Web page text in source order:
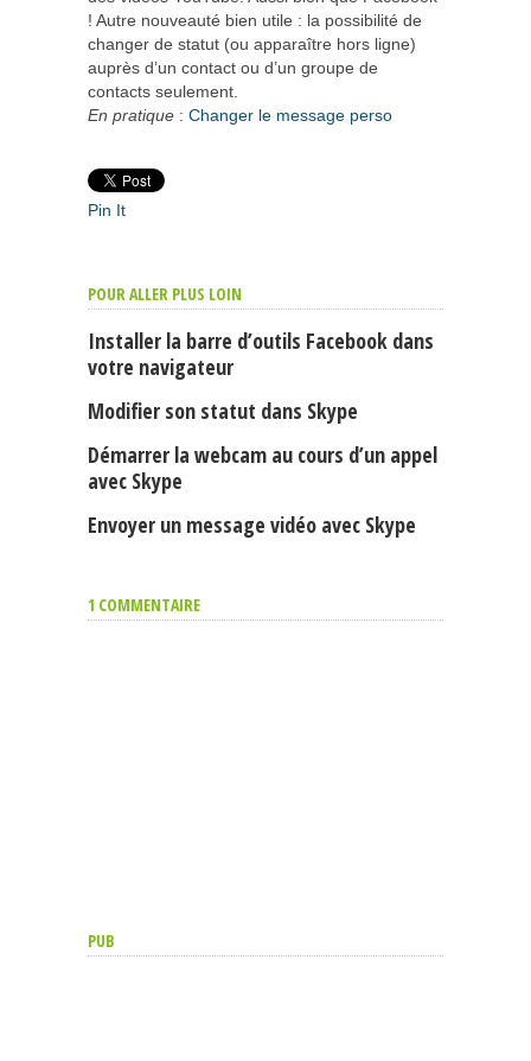
! Autre nouveauté bien utile : la possibilité de
changer de statut (ou apparaître hors ligne)
auprès d’un contact ou d’un groupe de
contacts seulement.
En pratique : Changer le message perso
Pin It
POUR ALLER PLUS LOIN
Installer la barre d’outils Facebook dans
votre navigateur
Modifier son statut dans Skype
Démarrer la webcam au cours d’un appel
avec Skype
Envoyer un message vidéo avec Skype
1 COMMENTAIRE
PUB